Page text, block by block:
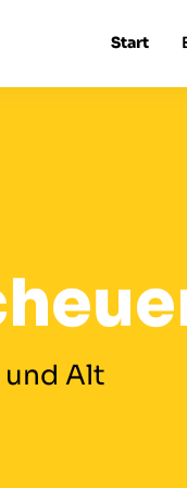
Start
Alt